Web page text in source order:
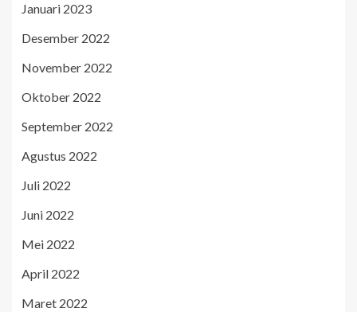
Januari 2023
Desember 2022
November 2022
Oktober 2022
September 2022
Agustus 2022
Juli 2022
Juni 2022
Mei 2022
April 2022
Maret 2022